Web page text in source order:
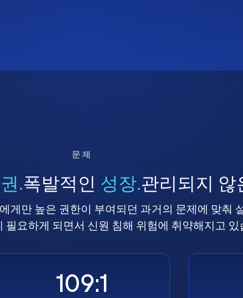
문제
.폭발적인 성장.관리되지 않
게만 높은 권한이 부여되던 과거의 문제에 맞춰
필요하게 되면서 신원 침해 위험에 취약해지고 있
109:1